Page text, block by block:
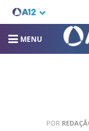
MENU
POR